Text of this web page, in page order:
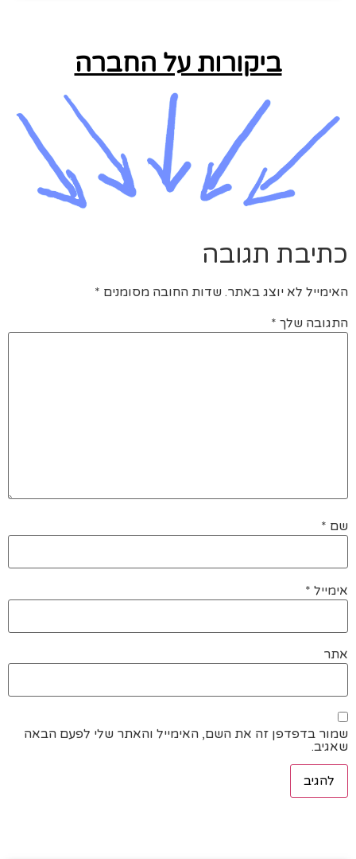
ביקורות על החברה
כתיבת תגובה
האימייל לא יוצג באתר. שדות החובה מסומנים *
התגובה שלך *
שם *
אימייל *
אתר
שמור בדפדפן זה את השם, האימייל והאתר שלי לפעם הבאה
שאגיב.